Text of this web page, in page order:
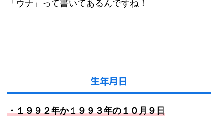
「ウナ」って書いてあるんですね！
生年月日
・１９９２年か１９９３年の１０月９日